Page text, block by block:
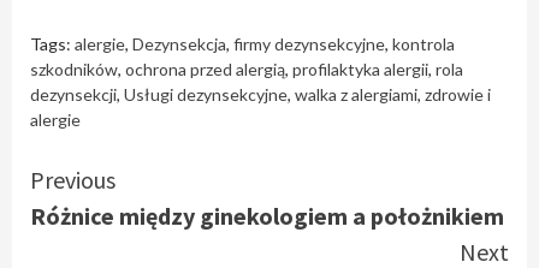
Tags: alergie, Dezynsekcja, firmy dezynsekcyjne, kontrola
szkodników, ochrona przed alergią, profilaktyka alergii, rola
dezynsekcji, Usługi dezynsekcyjne, walka z alergiami, zdrowie i
alergie
Continue
Reading
Previous
Różnice między ginekologiem a położnikiem
Next